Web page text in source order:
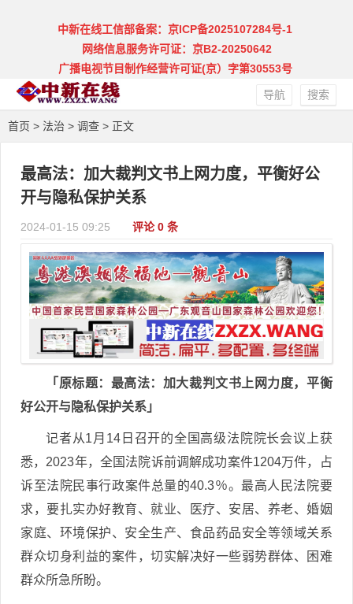
中新在线工信部备案：京ICP备2025107284号-1
网络信息服务许可证：京B2-20250642
广播电视节目制作经营许可证(京）字第30553号
搜索
导航
首页 > 法治 > 调查 > 正文
最高法：加大裁判文书上网力度，平衡好公
开与隐私保护关系
2024-01-15 09:25 评论 0 条
「原标题：最高法：加大裁判文书上网力度，平衡
好公开与隐私保护关系」
记者从1月14日召开的全国高级法院院长会议上获
悉，2023年，全国法院诉前调解成功案件1204万件，占
诉至法院民事行政案件总量的40.3％。最高人民法院要
求，要扎实办好教育、就业、医疗、安居、养老、婚姻
家庭、环境保护、安全生产、食品药品安全等领域关系
群众切身利益的案件，切实解决好一些弱势群体、困难
群众所急所盼。